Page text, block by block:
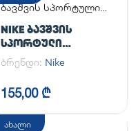
ბავშვის სპორტული
NIKE ᲑᲐᲕᲨᲕᲘᲡ
ᲡᲞᲝᲠᲢᲣᲚᲘ
ᲤᲔᲮᲡᲐᲪᲛᲔᲚᲘ NIKE
OMNI MULTI-COURT
(PS)
ბრენდი: Nike
155,00 ₾
ახალი